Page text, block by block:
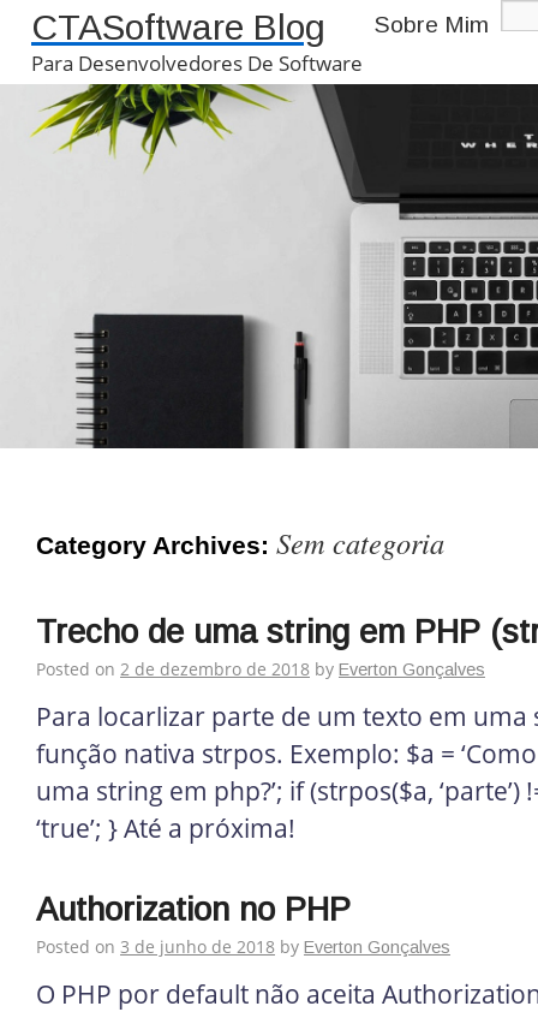
CTASoftware Blog
Para Desenvolvedores De Software
Sobre Mim
Category Archives: Sem categoria
Trecho de uma string em PHP
Posted on 2 de dezembro de 2018 by Everton Gonçalves
Para locarlizar parte de um texto em uma
função nativa strpos. Exemplo: $a =
uma string em php?’; if (strpos($a, ‘parte’)
‘true’; } Até a próxima!
Authorization no PHP
Posted on 3 de junho de 2018 by Everton Gonçalves
O PHP por default não aceita